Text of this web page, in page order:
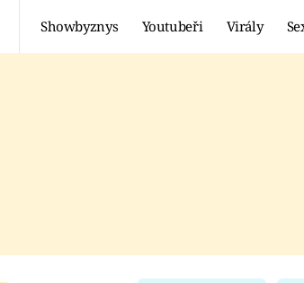
Showbyznys Youtubeři Virály
TADEÁŠ KUBĚNKA